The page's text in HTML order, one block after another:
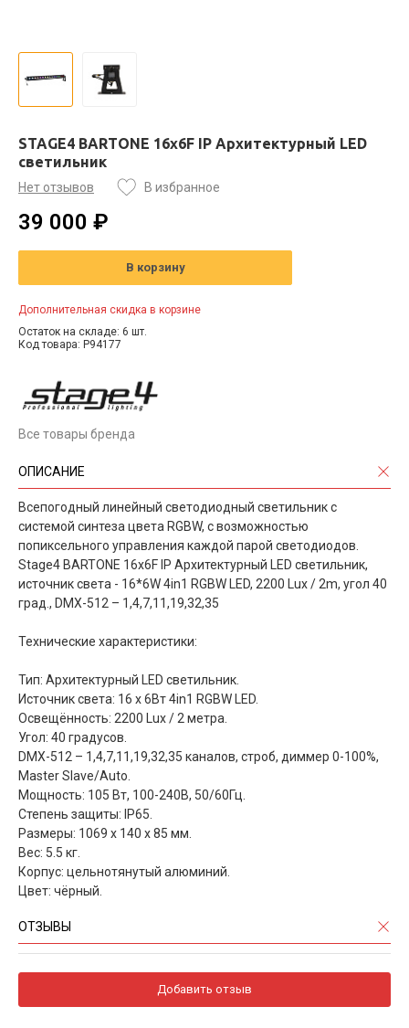
STAGE4 BARTONE 16x6F IP Архитектурный LED
светильник
Нет отзывов В избранное
39 000 ₽
В корзину
Дополнительная скидка в корзине
Остаток на складе: 6 шт.
Код товара: P94177
Все товары бренда
ОПИСАНИЕ
Всепогодный линейный светодиодный светильник с
системой синтеза цвета RGBW, с возможностью
попиксельного управления каждой парой светодиодов.
Stage4 BARTONE 16x6F IP Архитектурный LED светильник,
источник света - 16*6W 4in1 RGBW LED, 2200 Lux / 2m, угол 40
град., DMX-512 – 1,4,7,11,19,32,35
Технические характеристики:
Тип: Архитектурный LED светильник.
Источник света: 16 х 6Вт 4in1 RGBW LED.
Освещённость: 2200 Lux / 2 метра.
Угол: 40 градусов.
DMX-512 – 1,4,7,11,19,32,35 каналов, строб, диммер 0-100%,
Master Slave/Auto.
Мощность: 105 Вт, 100-240В, 50/60Гц.
Степень защиты: IP65.
Размеры: 1069 х 140 х 85 мм.
Вес: 5.5 кг.
Корпус: цельнотянутый алюминий.
Цвет: чёрный.
ОТЗЫВЫ
Добавить отзыв